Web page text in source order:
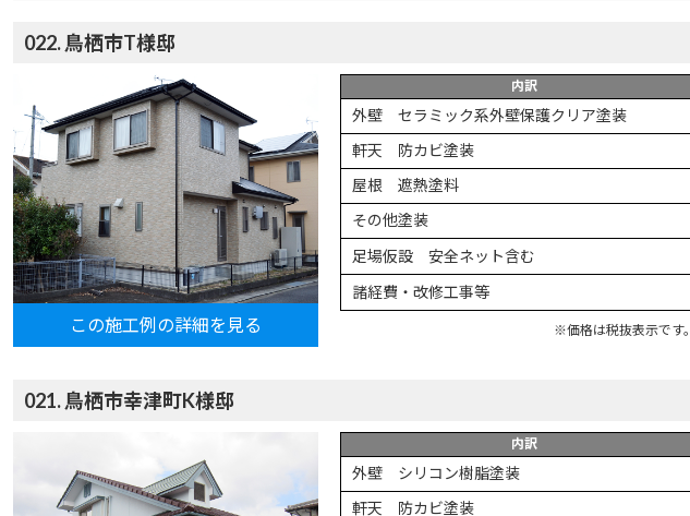
022. 鳥栖市T様邸
この施工例の詳細を見る
内訳
外壁 セラミック系外壁保護クリア塗装
軒天 防カビ塗装
屋根 遮熱塗料
その他塗装
足場仮設 安全ネット含む
諸経費・改修工事等
※価格は税抜表示です。
021. 鳥栖市幸津町K様邸
内訳
外壁 シリコン樹脂塗装
軒天 防カビ塗装